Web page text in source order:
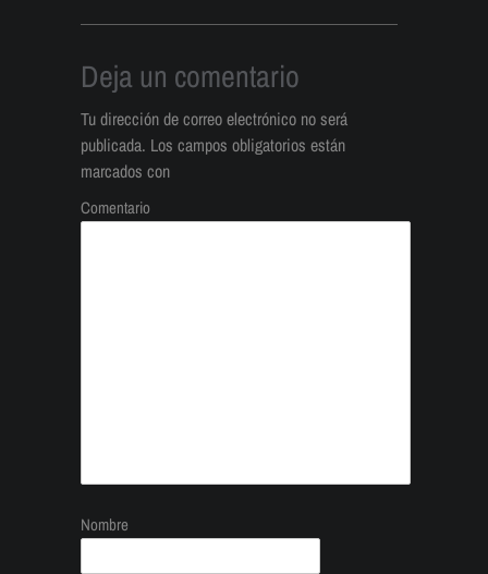
Deja un comentario
Tu dirección de correo electrónico no será
publicada. Los campos obligatorios están
marcados con
Comentario
Nombre